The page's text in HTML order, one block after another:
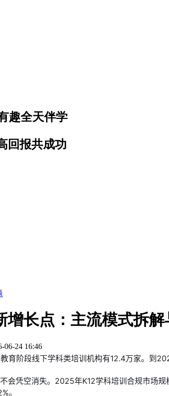
趣全天伴学
回报共成功
增长点：主流模式拆
06-24 16:46
育阶段线下学科类培训机构有12.4万家。到
会凭空消失。2025年K12学科培训合规市场
。